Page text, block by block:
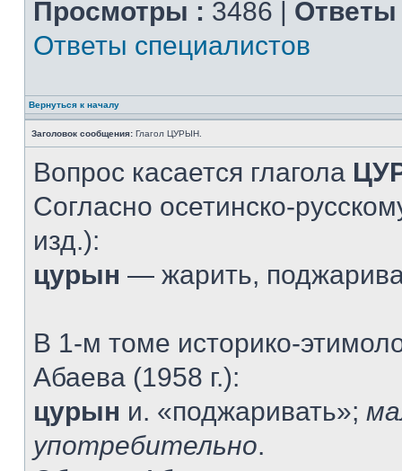
Просмотры : 3486 | Ответы
Ответы специалистов
Вернуться к началу
Заголовок сообщения: Глагол ЦУРЫН.
Вопрос касается глагола
Согласно осетинско-
изд.):
цурын — жарить,
В 1-м томе историко-
Абаева (1958 г.):
цурын и. «поджаривать»;
употребительно.